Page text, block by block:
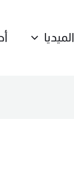
الميديا